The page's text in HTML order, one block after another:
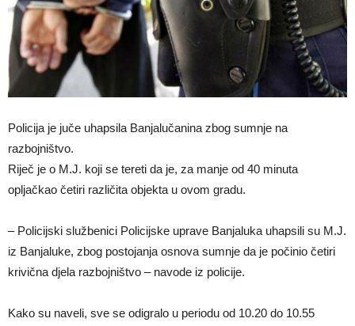
Policija je juče uhapsila Banjalučanina zbog sumnje na
razbojništvo.
Riječ je o M.J. koji se tereti da je, za manje od 40 minuta
opljačkao četiri različita objekta u ovom gradu.
– Policijski službenici Policijske uprave Banjaluka uhapsili su M.J.
iz Banjaluke, zbog postojanja osnova sumnje da je počinio četiri
krivična djela razbojništvo – navode iz policije.
Kako su naveli, sve se odigralo u periodu od 10.20 do 10.55